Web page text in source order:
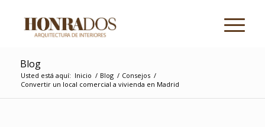
Blog
Usted está aquí: Inicio / Blog / Consejos /
Convertir un local comercial a vivienda en Madrid